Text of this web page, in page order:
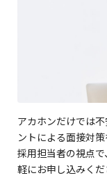
アカホンだけでは
ントによる面接対
採用担当者の視点
軽にお申し込みくだ